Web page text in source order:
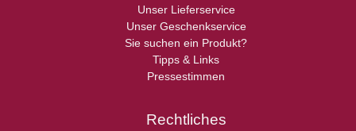
Unser Lieferservice
Unser Geschenkservice
Sie suchen ein Produkt?
Tipps & Links
Pressestimmen
Rechtliches